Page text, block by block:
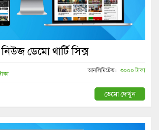
নিউজ ডেমো থার্টি সিক্স
আনলিমিটেড : ৩০০০ টাকা
ডেমো দেখুন